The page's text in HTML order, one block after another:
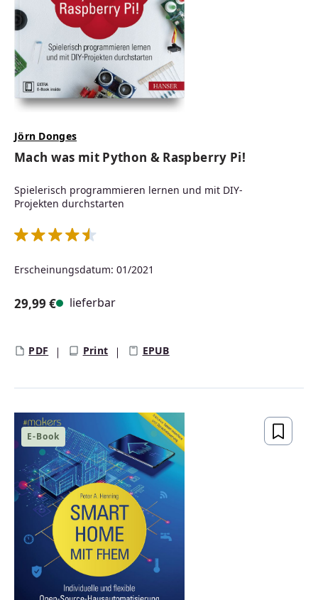
Jörn Donges
Mach was mit Python & Raspberry Pi!
Spielerisch programmieren lernen und mit DIY-
Projekten durchstarten
Erscheinungsdatum: 01/2021
29,99 € lieferbar
PDF Print EPUB
E-Book